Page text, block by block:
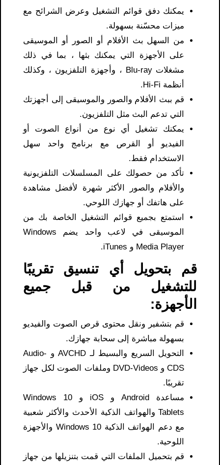
يمكنك دفق قوائم التشغيل وعرض الشرائح مع
ميزات محسّنة بسهولة.
من السهل بث الأفلام أو الصور أو الموسيقى
على الأجهزة التي يمكنك بثها ، بما في ذلك
مشغلات Blu-ray ، وأجهزة التلفزيون ، وكذلك
أنظمة Hi-Fi.
قم ببث الأفلام والصور والموسيقى إلى أجهزتك
التي تدعم البث مثل التلفزيون.
يمكنك تشغيل أي نوع من أنواع الصوت أو
الفيديو أو القرص مع برنامج واحد سهل
الاستخدام فقط.
تأكد من حصولك على المسلسلات التلفزيونية
والأفلام والصور الأكثر شهرة لأفضل مشاهدة
على هاتفك أو جهازك اللوحي.
استمتع بجميع قوائم التشغيل الخاصة بك من
الموسيقى في لاعب واحد يضم Windows
Media Player و iTunes.
قم بتحويل أي تنسيق تقريبًا
للتشغيل من قبل جميع
الأجهزة:
قم بتشفير ونقل محتوى قرص الصوت والفيديو
بسهولة مباشرة إلى سحابة جهازك.
التحويل السريع والبسيط لـ AVCHD و Audio-
CDS و DVD-Videos وملفات الصوت لكل جهاز
تقريبًا.
مساعدة Android و iOS و Windows 10
Tablets والهواتف الذكية الأحدث والأكثر شعبية
مع دعم الهواتف الذكية Windows 10 والأجهزة
اللوحية.
قم بتحميل الملفات التي قمت بتنزيلها من جهاز